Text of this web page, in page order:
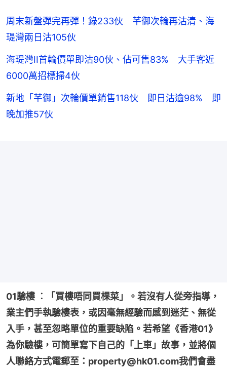
周末新盤彈完再彈！錄233伙 芊御次輪再沽清、海
瑅灣兩日沽105伙
海瑅灣II首輪價單即沽90伙、佔可售83% 大手客近
6000萬招標掃4伙
新地「芊御」次輪價單銷售118伙 即日沽逾98% 即
晚加推57伙
01驗樓 ︰「買樓唔同買棵菜」。若沒有人從旁指導，
業主們手執驗樓表，或因毫無經驗而感到迷茫、無從
入手，甚至忽略單位的重要缺陷。若希望《香港01》
為你驗樓，可簡單寫下自己的「上車」故事，並將個
人聯絡方式電郵至：property@hk01.com我們會盡